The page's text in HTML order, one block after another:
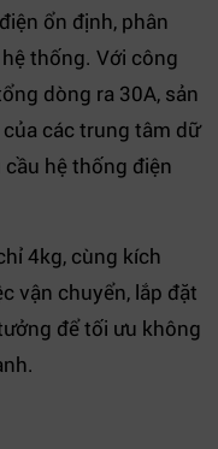
ổn định, phân
thống. Với công
dòng ra 30A, sản
các trung tâm dữ
cầu hệ thống điện
4kg, cùng kích
vận chuyển, lắp đặt
để tối ưu không